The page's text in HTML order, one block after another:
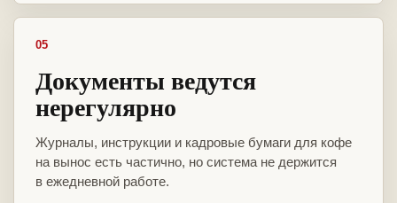
05
Документы ведутся
нерегулярно
Журналы, инструкции и кадровые бумаги для кофе
на вынос есть частично, но система не держится
в ежедневной работе.